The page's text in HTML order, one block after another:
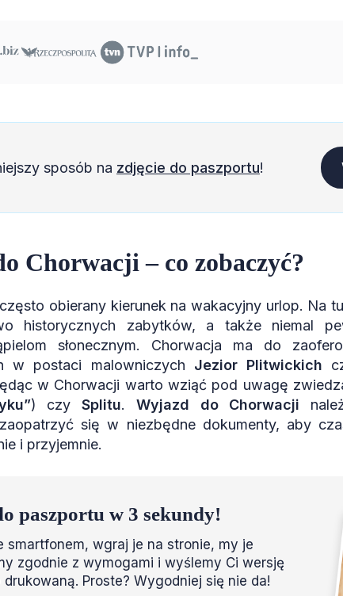
sposób na zdjęcie do paszportu!
Chorwacji – co zobaczyć?
obierany kierunek na wakacyjny urlop. Na
historycznych zabytków, a także niemal
słonecznym. Chorwacja ma do
w postaci malowniczych Jezior Plitwickich
w Chorwacji warto wziąć pod uwagę
) czySplitu. Wyjazd do Chorwacji
się w niezbędne dokumenty, aby
i przyjemnie.
paszportu w 3 sekundy!
smartfonem, wgraj je na stronie, my je
zgodnie z wymogami i wyślemy Ci wersję
Proste? Wygodniej się nie da!